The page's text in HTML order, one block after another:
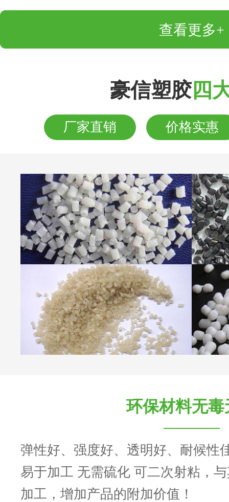
查看更多+
豪信塑胶四
厂家直销 价格实惠
环保材料无毒
弹性好、强度好、透明好、耐候性
易于加工 无需硫化 可二次射粘，
加工，增加产品的附加价值！